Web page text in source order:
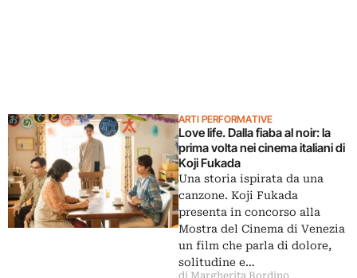
ARTI PERFORMATIVE
Love life. Dalla fiaba al noir: la
prima volta nei cinema italiani di
Koji Fukada
Una storia ispirata da una
canzone. Koji Fukada
presenta in concorso alla
Mostra del Cinema di Venezia
un film che parla di dolore,
solitudine e…
di Margherita Bordino